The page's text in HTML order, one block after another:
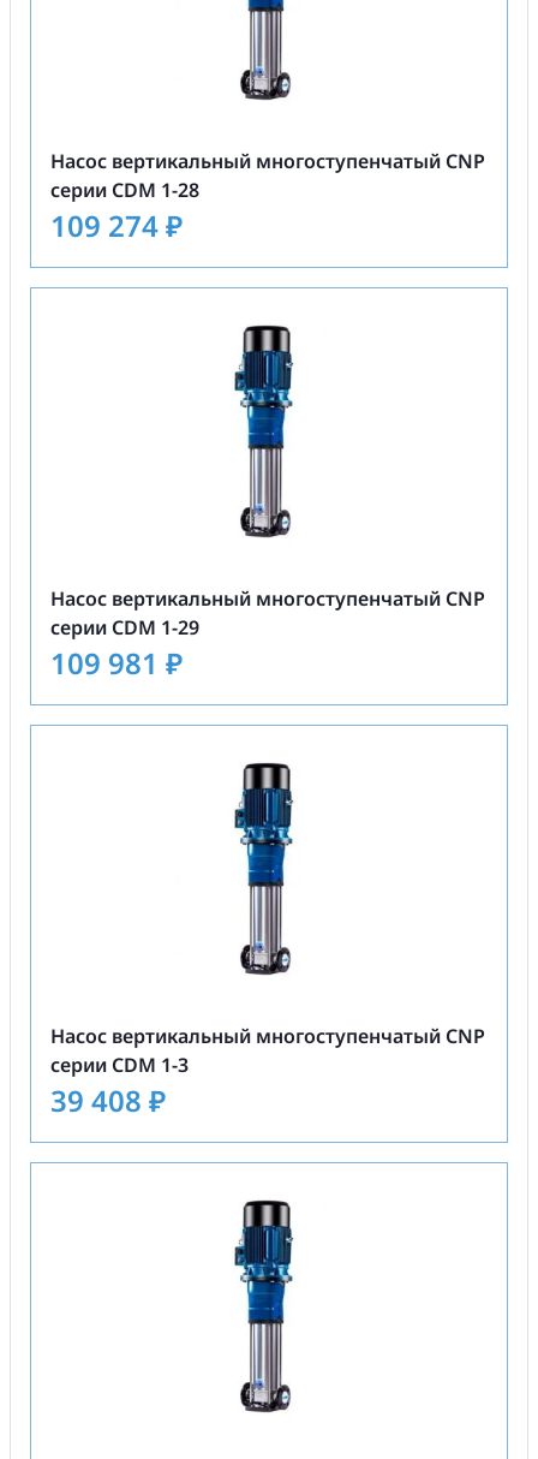
Насос вертикальный многоступенчатый CNP
серии CDM 1-28
109 274₽
Насос вертикальный многоступенчатый CNP
серии CDM 1-29
109 981 ₽
Насос вертикальный многоступенчатый CNP
серии CDM 1-3
39 408 ₽